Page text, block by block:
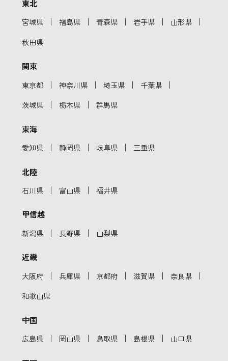
東北
宮城県 ｜ 福島県 ｜ 青森県 ｜ 岩手県 ｜ 山形県 ｜
秋田県
関東
東京都 ｜ 神奈川県 ｜ 埼玉県 ｜ 千葉県 ｜
茨城県 ｜ 栃木県 ｜ 群馬県
東海
愛知県 ｜ 静岡県 ｜ 岐阜県 ｜ 三重県
北陸
石川県 ｜ 富山県 ｜ 福井県
甲信越
新潟県 ｜ 長野県 ｜ 山梨県
近畿
大阪府 ｜ 兵庫県 ｜ 京都府 ｜ 滋賀県 ｜ 奈良県 ｜
和歌山県
中国
広島県 ｜ 岡山県 ｜ 鳥取県 ｜ 島根県 ｜ 山口県